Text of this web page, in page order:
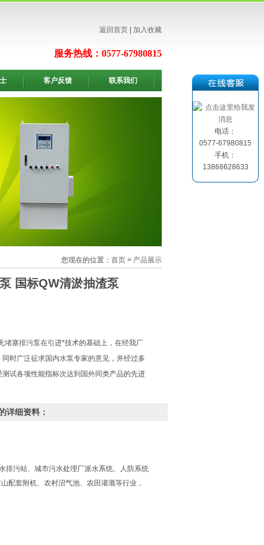
返回首页 加入收藏
服务热线：0577-67980815
客户反馈 联系我们
您现在的位置： 首页 > 产品展示
国标QW清淤抽渣泵
堵塞排污泵在引进*技术的基础上，在经我厂
时广泛征求国内水泵专家的意见，并经过多
试各项性能指标次达到国外同类产品的先进
详细资料：
排污站、城市污水处理厂派水系统、人防系统
配套附机、农村沼气池、农田灌溉等行业，
电话：
0577-67980815
手机：
13868628633